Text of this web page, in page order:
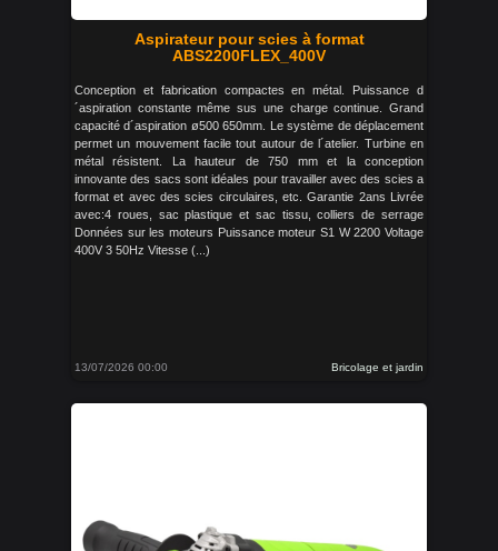
Aspirateur pour scies à format
ABS2200FLEX_400V
Conception et fabrication compactes en métal. Puissance d
´aspiration constante même sus une charge continue. Grand
capacité d´aspiration ø500 650mm. Le système de déplacement
permet un mouvement facile tout autour de l´atelier. Turbine en
métal résistent. La hauteur de 750 mm et la conception
innovante des sacs sont idéales pour travailler avec des scies a
format et avec des scies circulaires, etc. Garantie 2ans Livrée
avec:4 roues, sac plastique et sac tissu, colliers de serrage
Données sur les moteurs Puissance moteur S1 W 2200 Voltage
400V 3 50Hz Vitesse (...)
13/07/2026 00:00 Bricolage et jardin